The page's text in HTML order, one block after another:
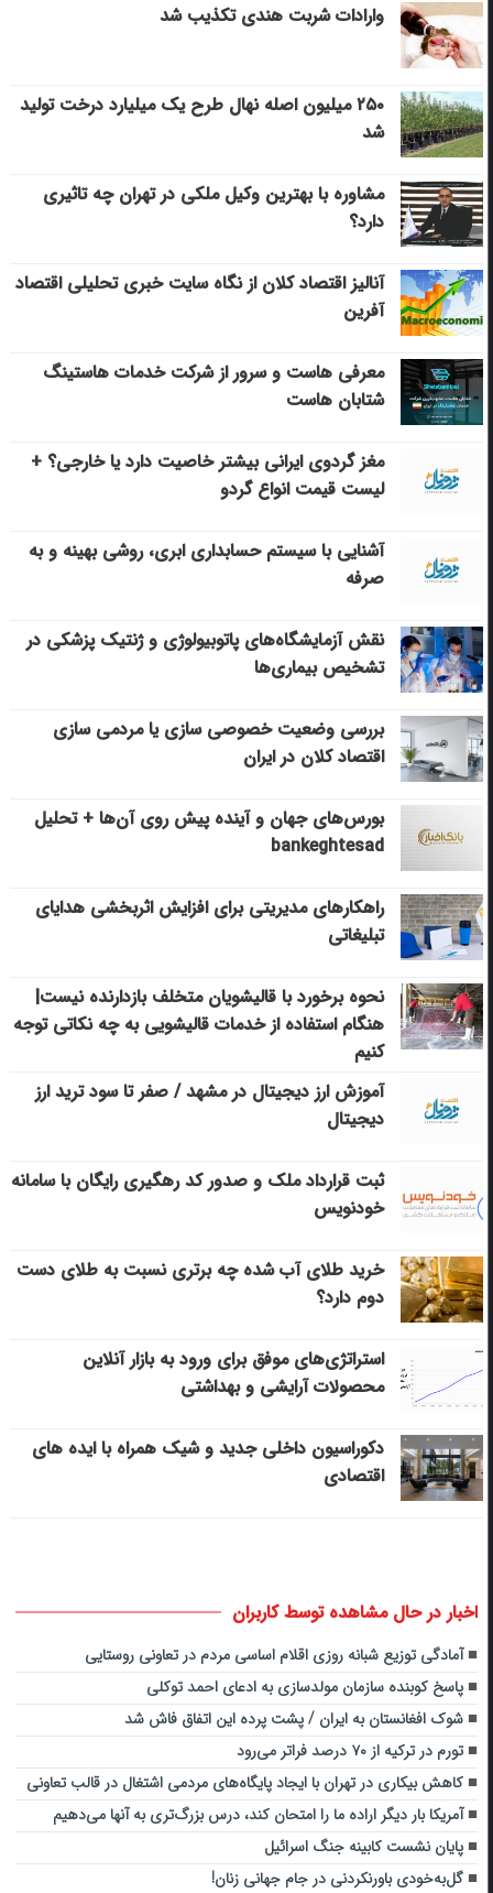
وارادات شربت هندی تکذیب شد
۲۵۰ میلیون اصله نهال طرح یک میلیارد درخت تولید
شد
مشاوره با بهترین وکیل ملکی در تهران چه تاثیری
دارد؟
آنالیز اقتصاد کلان از نگاه سایت خبری تحلیلی اقتصاد
آفرین
معرفی هاست و سرور از شرکت خدمات هاستینگ
شتابان هاست
مغز گردوی ایرانی بیشتر خاصیت دارد یا خارجی؟ +
لیست قیمت انواع گردو
آشنایی با سیستم حسابداری ابری، روشی بهینه و به
صرفه
نقش آزمایشگاه‌های پاتوبیولوژی و ژنتیک پزشکی در
تشخیص بیماری‌ها
بررسی وضعیت خصوصی سازی یا مردمی سازی
اقتصاد کلان در ایران
بورس‌های جهان و آینده پیش روی آن‌ها + تحلیل
bankeghtesad
راهکارهای مدیریتی برای افزایش اثربخشی هدایای
تبلیغاتی
نحوه برخورد با قالیشویان متخلف بازدارنده نیست|
هنگام استفاده از خدمات قالیشویی به چه نکاتی توجه
کنیم
آموزش ارز دیجیتال در مشهد / صفر تا سود ترید ارز
دیجیتال
ثبت قرارداد ملک و صدور کد رهگیری رایگان با سامانه
خودنویس
خرید طلای آب شده چه برتری نسبت به طلای دست
دوم دارد؟
استراتژی‌های موفق برای ورود به بازار آنلاین
محصولات آرایشی و بهداشتی
دکوراسیون داخلی جدید و شیک همراه با ایده های
اقتصادی
اخبار در حال مشاهده توسط کاربران
آمادگی توزیع شبانه روزی اقلام اساسی مردم در تعاونی‌ روستایی
پاسخ کوبنده سازمان مولدسازی به ادعای احمد توکلی
شوک افغانستان به ایران / پشت پرده این اتفاق فاش شد
تورم در ترکیه از ۷۰ درصد فراتر می‌رود
کاهش بیکاری در تهران با ایجاد پایگاه‌های مردمی اشتغال در قالب تعاونی
آمریکا بار دیگر اراده ما را امتحان کند، درس بزرگ‌تری به‌ آنها می‌دهیم
پایان نشست کابینه جنگ اسرائیل
گل‌به‌خودی باورنکردنی در جام جهانی زنان!